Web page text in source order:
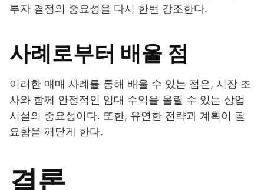
투자 결정의 중요성을 다시 한번 강조한다.
사례로부터 배울 점
이러한 매매 사례를 통해 배울 수 있는 점은, 시장 조
사와 함께 안정적인 임대 수익을 올릴 수 있는 상업
시설의 중요성이다. 또한, 유연한 전략과 계획이 필
요함을 깨닫게 한다.
결론